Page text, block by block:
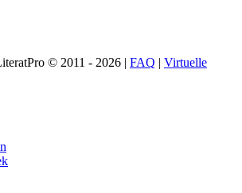
© 2011 - 2026 | FAQ | Virtuelle